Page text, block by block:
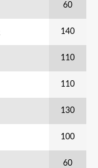
60
140
110
110
130
100
60